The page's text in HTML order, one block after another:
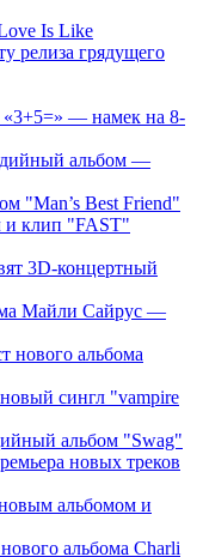
Is Like
релиза грядущего
«3+5=» — намек на 8-
альбом —
"Man’s Best Friend"
и клип "FAST"
3D-концертный
Майли Сайрус —
нового альбома
сингл "vampire
альбом "Swag"
новых треков
альбомом и
альбома Charli